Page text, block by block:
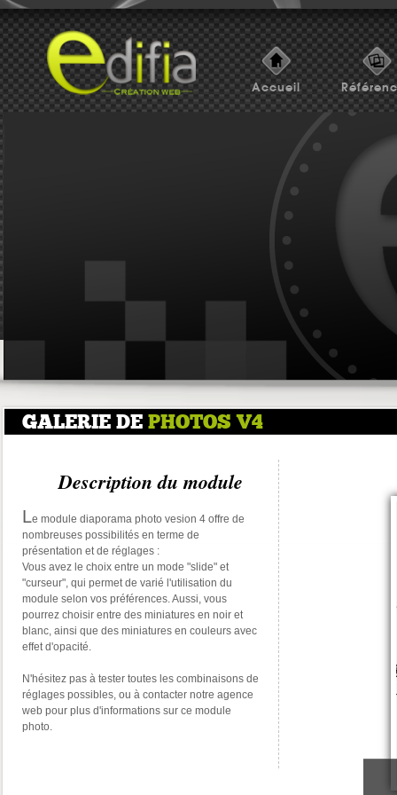
Accueil
GALERIE DE PHOTOS V4
Description du module
Le module diaporama photo vesion 4 offre de
nombreuses possibilités en terme de
présentation et de réglages :
Vous avez le choix entre un mode "slide" et
"curseur", qui permet de varié l'utilisation du
module selon vos préférences. Aussi, vous
pourrez choisir entre des miniatures en noir et
blanc, ainsi que des miniatures en couleurs avec
effet d'opacité.
N'hésitez pas à tester toutes les combinaisons de
réglages possibles, ou à contacter notre agence
web pour plus d'informations sur ce module
photo.